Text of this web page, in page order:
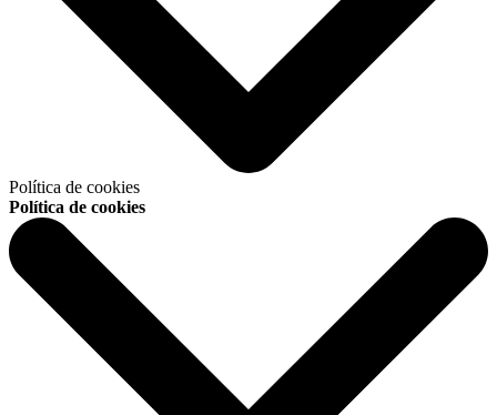
Política de cookies
Política de cookies